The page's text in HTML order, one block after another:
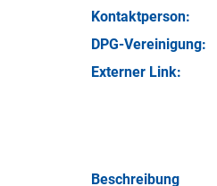
Kontakt­person:
DPG-Vereinigung:
Externer Link:
Beschreibung